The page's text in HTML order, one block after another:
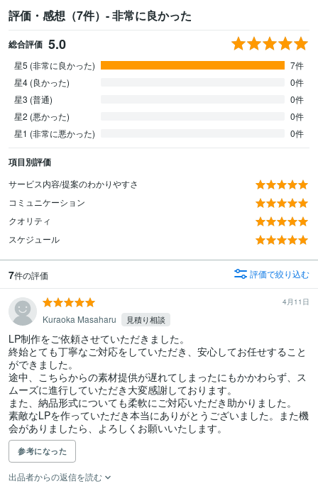
評価・感想（7件）- 非常に良かった
総合評価 5.0
星5 (非常に良かった)
7件
星4 (良かった)
0件
星3 (普通)
0件
星2 (悪かった)
0件
星1 (非常に悪かった)
0件
項目別評価
サービス内容/提案のわかりやすさ
コミュニケーション
クオリティ
スケジュール
7件の評価 評価で絞り込む
4月11日
Kuraoka Masaharu 見積り相談
LP制作をご依頼させていただきました。
終始とても丁寧なご対応をしていただき、安心してお任せすること
ができました。
途中、こちらからの素材提供が遅れてしまったにもかかわらず、ス
ムーズに進行していただき大変感謝しております。
また、納品形式についても柔軟にご対応いただき助かりました。
素敵なLPを作っていただき本当にありがとうございました。また機
会がありましたら、よろしくお願いいたします。
参考になった
出品者からの返信を読む